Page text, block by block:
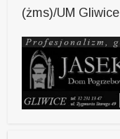
(żms)/UM Gliwice